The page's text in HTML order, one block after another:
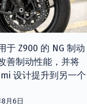
于 Z900 的 NG 制动
善制动性能，并将
设计提升到另一个
月6日